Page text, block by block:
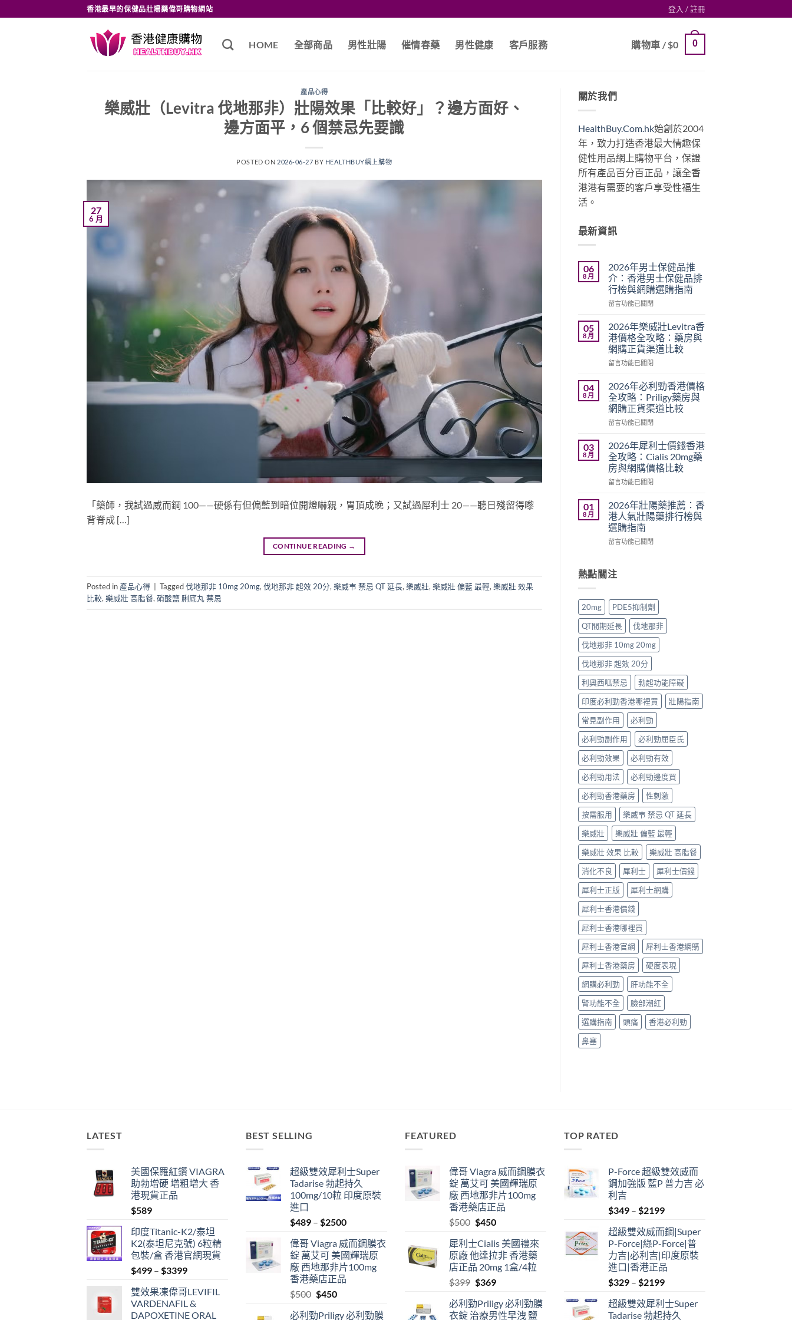
to
香港最早的保健品壯陽藥偉哥購物網站 登入 / 註冊
HOME 全部商品 男性壯陽 催情春藥 男性健康 客戶服務 購物車 /$0 0
產品心得
樂威壯（Levitra 伐地那非）壯陽效果「比較好」？邊方面好、
邊方面平，6 個禁忌先要識
POSTED ON 2026-06-27 BY HEALTHBUY網上購物
27
6 月
「藥師，我試過威而鋼 100——硬係有但偏藍到暗位開燈嚇親，胃頂成晚；又試過犀利士 20——聽日殘留得嚟
背脊成 […]
CONTINUE READING →
Posted in 產品心得 Tagged伐地那非 10mg 20mg, 伐地那非 起效 20分, 樂威壭 禁忌 QT 延長, 樂威壯, 樂威壯 偏藍 最輕, 樂威壯 效果
比較, 樂威壯 高脂餐, 硝酸鹽 脷底丸 禁忌
關於我們
HealthBuy.Com.hk始創於2004
年，致力打造香港最大情趣保
健性用品網上購物平台，保證
所有產品百分百正品，讓全香
港港有需要的客戶享受性福生
活。
最新資訊
06
8 月
2026年男士保健品推
介：香港男士保健品排
行榜與網購選購指南
在
年
男
士
保
健
推
介：
香
港
男
保
健
品
排
行
與
網
購
選
購
中
留言功能已關閉
05
8 月
2026年樂威壯Levitra香
港價格全攻略：藥房與
網購正貨渠道比較
在
年
樂
威
壯
Levitra
港
價
格
全
攻
藥
房
與
網
購
渠
較〉
中
留言功能已關閉
04
8 月
2026年必利勁香港價格
全攻略：Priligy藥房與
網購正貨渠道比較
在
年
必
利
勁
香
價
格
全
攻
略：
房
購
正
貨
渠
道
比
較〉
中
留言功能已關閉
03
8 月
2026年犀利士價錢香港
全攻略：Cialis 20mg藥
房與網購價格比較
在
年
犀
利
士
價
港
略：
Cialis
20mg
藥
房
與
網
購
價
格
比
較〉
中
留言功能已關閉
01
8 月
2026年壯陽藥推薦：香
港人氣壯陽藥排行榜與
選購指南
在
壯
陽
推
薦：
香
港
人
氣
壯
陽
藥
排
行
榜
與
選
購
指
南〉
中
留言功能已關閉
熱點關注
20mg
PDE5抑制劑
QT間期延長
伐地那非
伐地那非 10mg 20mg
伐地那非 起效 20分
利奧西呱禁忌
勃起功能障礙
印度必利勁香港哪裡買
壯陽指南
常見副作用
必利勁
必利勁副作用
必利勁屈臣氏
必利勁效果
必利勁有效
必利勁用法
必利勁邊度買
必利勁香港藥房
性刺激
按需服用
樂威壭 禁忌 QT 延長
樂威壯
樂威壯 偏藍 最輕
樂威壯 效果 比較
樂威壯 高脂餐
消化不良
犀利士
犀利士價錢
犀利士正版
犀利士網購
犀利士香港價錢
犀利士香港哪裡買
犀利士香港官網
犀利士香港網購
犀利士香港藥房
硬度表現
網購必利勁
肝功能不全
腎功能不全
臉部潮紅
選購指南
頭痛
香港必利勁
鼻塞
LATEST
美國保羅紅鑽 VIAGRA
助勃增硬 增粗增大 香
港現貨正品
$589
印度Titanic-K2/泰坦
K2(泰坦尼克號) 6粒精
包裝/盒 香港官網現貨
$499 – $3399Price
$499
through
雙效果凍偉哥LEVIFIL
VARDENAFIL &
DAPOXETINE ORAL
BEST SELLING
超級雙效犀利士Super
Tadarise 勃起持久
100mg/10粒 印度原裝
進口
$489 – $2500Price
$489
through
$2500
偉哥 Viagra 威而鋼膜衣
錠 萬艾可 美國輝瑞原
廠 西地那非片100mg
香港藥店正品
$500 Original
$450Current
必利勁Priligy 必利勁膜
FEATURED
偉哥 Viagra 威而鋼膜衣
錠 萬艾可 美國輝瑞原
廠 西地那非片100mg
香港藥店正品
$500 Original
was:
$500.
$450Current
is:
$450.
犀利士Cialis 美國禮來
原廠 他達拉非 香港藥
店正品 20mg 1盒/4粒
$399 Original
was:
$369Current
is:
必利勁Priligy 必利勁膜
衣錠 治療男性早洩 鹽
TOP RATED
P-Force 超級雙效威而
鋼加強版 藍P 普力吉 必
利吉
$349 – $2199Price
$349
through
$2199
超級雙效威而鋼|Super
P-Force|綠P-Force|普
力吉|必利吉|印度原裝
進口|香港正品
$329 – $2199Price
$329
超級雙效犀利士Super
Tadarise 勃起持久